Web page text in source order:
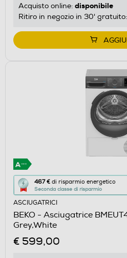
energetico
di
Youreko.
Acquisto online: disponibile
Ritiro in negozio in 30' gratuito:
467 € di risparmio energetico
Seconda classe di risparmio
Questa
azione
aprirà
il
Calcolatore
di
ASCIUGATRICI
BEKO - Asciugatrice
Grey,White
€ 599,00